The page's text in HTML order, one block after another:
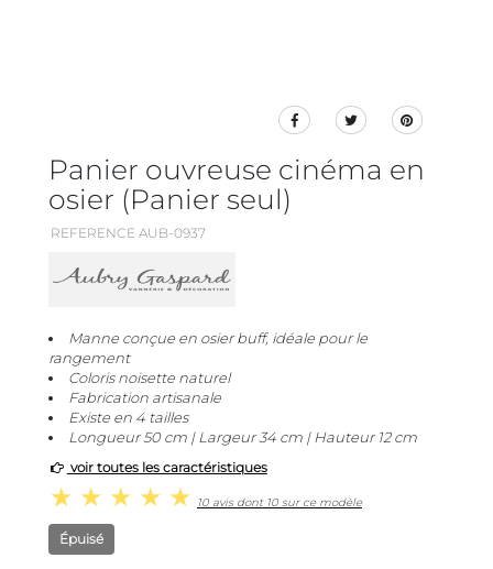
Panier ouvreuse cinéma en
osier (Panier seul)
REFERENCE AUB-0937
Manne conçue en osier buff, idéale pour le
rangement
Coloris noisette naturel
Fabrication artisanale
Existe en 4 tailles
Longueur 50 cm | Largeur 34 cm | Hauteur 12 cm
voir toutes les caractéristiques
10 avis dont 10 sur ce modèle
Épuisé